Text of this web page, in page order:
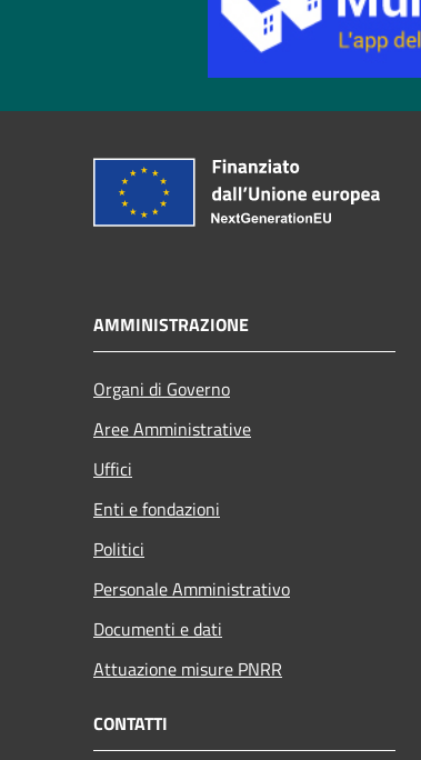
AMMINISTRAZIONE
Organi di Governo
Aree Amministrative
Uffici
Enti e fondazioni
Politici
Personale Amministrativo
Documenti e dati
Attuazione misure PNRR
CONTATTI